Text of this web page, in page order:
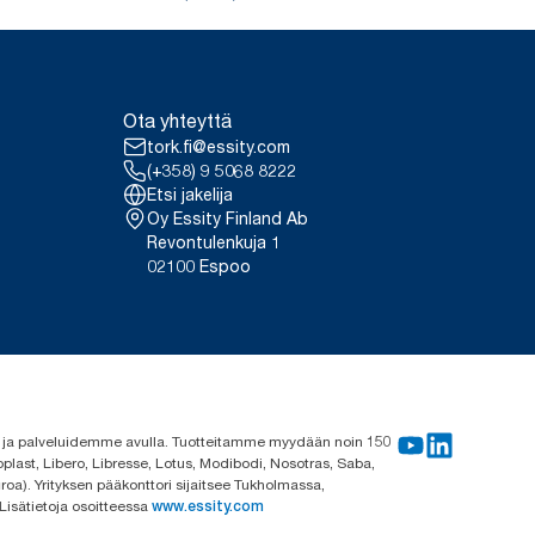
Ota yhteyttä
tork.fi@essity.com
(+358) 9 5068 8222
Etsi jakelija
Oy Essity Finland Ab
Revontulenkuja 1
02100 Espoo
palveluidemme avulla. Tuotteitamme myydään noin 150
Libero, Libresse, Lotus, Modibodi, Nosotras, Saba,
Yrityksen pääkonttori sijaitsee Tukholmassa,
osoitteessa www.essity.com